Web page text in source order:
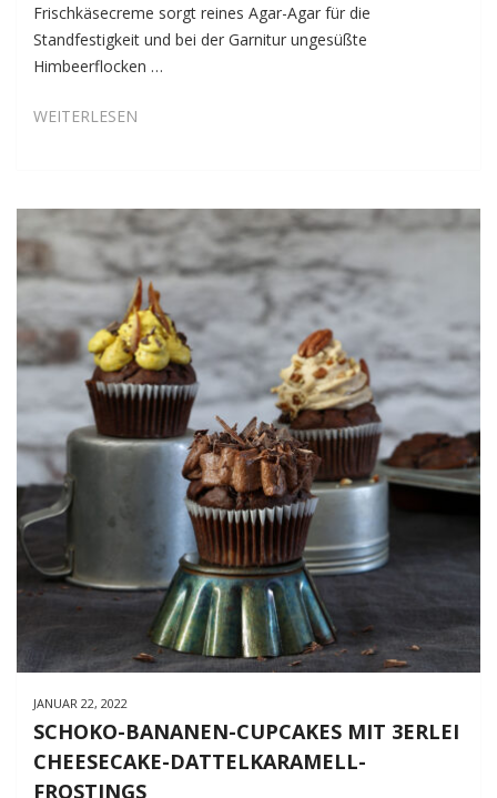
Frischkäsecreme sorgt reines Agar-Agar für die
Standfestigkeit und bei der Garnitur ungesüßte
Himbeerflocken …
WEITERLESEN
SCHOKO-
MANDELBODEN
JANUAR 22, 2022
SCHOKO-BANANEN-CUPCAKES MIT 3ERLEI
CHEESECAKE-DATTELKARAMELL-
FROSTINGS